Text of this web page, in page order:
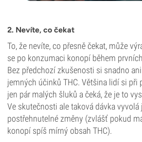
2. Nevíte, co čekat
To, že nevíte, co přesně čekat, může
se po konzumaci konopí během
Bez předchozí zkušenosti si snadno
jemných účinků THC. Většina lidí si při
jen pár malých šluků a čeká, že je to
Ve skutečnosti ale taková dávka vyvolá
postřehnutelné změny (zvlášť pokud
konopí spíš mírný obsah THC).